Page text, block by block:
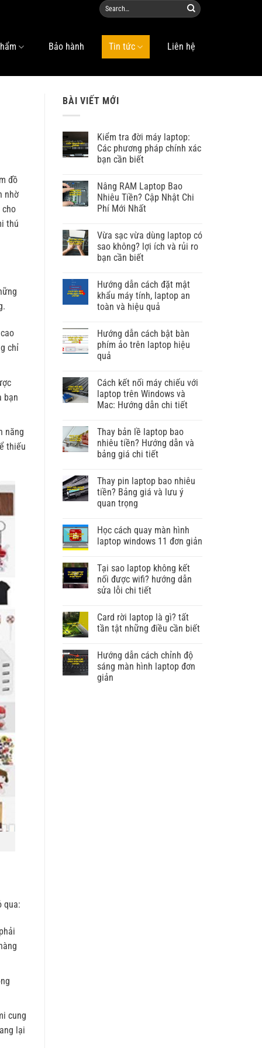
Bảo hành Tin tức Liên hệ
đồ
nhờ
thú
chỉ
bạn
năng
thiếu
qua:
cung
lại
BÀI VIẾT MỚI
Kiểm tra đời máy laptop:
Các phương pháp chính xác
bạn cần biết
Nâng RAM Laptop Bao
Nhiêu Tiền? Cập Nhật Chi
Phí Mới Nhất
Vừa sạc vừa dùng laptop có
sao không? lợi ích và rủi ro
bạn cần biết
Hướng dẫn cách đặt mật
khẩu máy tính, laptop an
toàn và hiệu quả
Hướng dẫn cách bật bàn
phím ảo trên laptop hiệu
quả
Cách kết nối máy chiếu với
laptop trên Windows và
Mac: Hướng dẫn chi tiết
Thay bản lề laptop bao
nhiêu tiền? Hướng dẫn và
bảng giá chi tiết
Thay pin laptop bao nhiêu
tiền? Bảng giá và lưu ý
quan trọng
Học cách quay màn hình
laptop windows 11 đơn giản
Tại sao laptop không kết
nối được wifi? hướng dẫn
sửa lỗi chi tiết
Card rời laptop là gì? tất
tần tật những điều cần biết
Hướng dẫn cách chỉnh độ
sáng màn hình laptop đơn
giản